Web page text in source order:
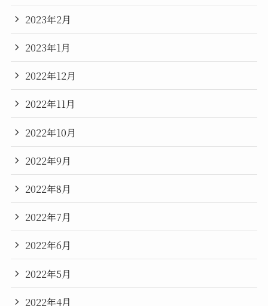
2023年2月
2023年1月
2022年12月
2022年11月
2022年10月
2022年9月
2022年8月
2022年7月
2022年6月
2022年5月
2022年4月